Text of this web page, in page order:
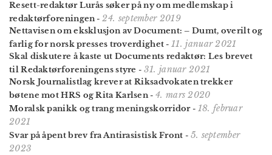
Resett-redaktør Lurås søker på ny om medlemskap i
redaktørforeningen-24. september 2019
Nettavisen om eksklusjon av Document: – Dumt, overilt og
farlig for norsk presses troverdighet -11. januar 2021
Skal diskutere å kaste ut Documents redaktør: Les brevet
til Redaktør­foreningens styre - 31. januar 2021
Norsk Journalistlag krever at Riksadvokaten trekker
bøtene mot HRS og Rita Karlsen-4. mars 2020
Moralsk panikk og trang meningskorridor- 18. februar
2021
Svar på åpent brev fra Antirasistisk Front - 5. september
2023